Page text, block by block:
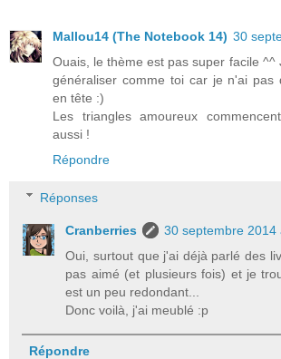
Mallou14 (The Notebook 14) 30
Ouais, le thème est pas super facile ^^
généraliser comme toi car je n'ai pas
en tête :)
Les triangles amoureux
aussi !
Répondre
Réponses
Cranberries
30 septembre 2014
Oui, surtout que j'ai déjà parlé des
pas aimé (et plusieurs fois) et je
est un peu redondant...
Donc voilà, j'ai meublé :p
Répondre